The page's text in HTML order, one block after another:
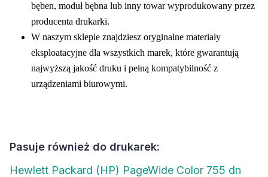
bęben, moduł bębna lub inny towar wyprodukowany przez
producenta drukarki.
W naszym sklepie znajdziesz oryginalne materiały
eksploatacyjne dla wszystkich marek, które gwarantują
najwyższą jakość druku i pełną kompatybilność z
urządzeniami biurowymi.
Pasuje również do drukarek:
Hewlett Packard (HP) PageWide Color 755 dn